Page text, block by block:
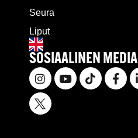
Seura
Liput
SOSIAALINEN MEDIA